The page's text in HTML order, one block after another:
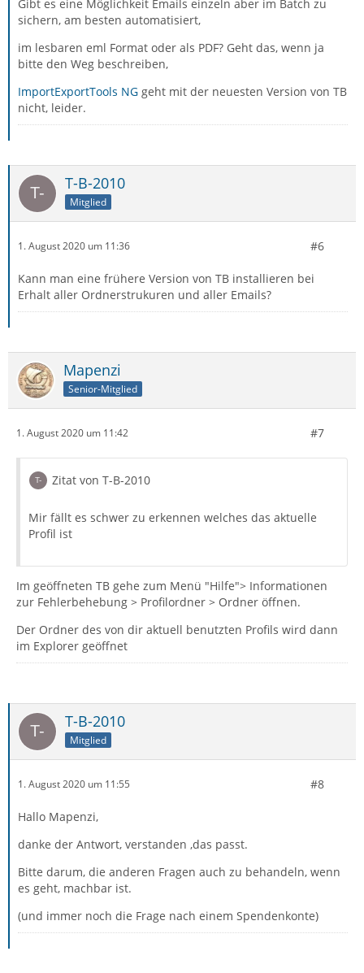
Gibt es eine Möglichkeit Emails einzeln aber im Batch zu
sichern, am besten automatisiert,
im lesbaren eml Format oder als PDF? Geht das, wenn ja
bitte den Weg beschreiben,
ImportExportTools NG geht mit der neuesten Version von TB
nicht, leider.
T-B-2010
Mitglied
1. August 2020 um 11:36 #6
Kann man eine frühere Version von TB installieren bei
Erhalt aller Ordnerstrukuren und aller Emails?
Mapenzi
Senior-Mitglied
1. August 2020 um 11:42 #7
Zitat von T-B-2010
Mir fällt es schwer zu erkennen welches das aktuelle
Profil ist
Im geöffneten TB gehe zum Menü "Hilfe"> Informationen
zur Fehlerbehebung > Profilordner > Ordner öffnen.
Der Ordner des von dir aktuell benutzten Profils wird dann
im Explorer geöffnet
T-B-2010
Mitglied
1. August 2020 um 11:55 #8
Hallo Mapenzi,
danke der Antwort, verstanden ,das passt.
Bitte darum, die anderen Fragen auch zu behandeln, wenn
es geht, machbar ist.
(und immer noch die Frage nach einem Spendenkonte)